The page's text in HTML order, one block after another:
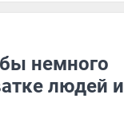
немного
людей и